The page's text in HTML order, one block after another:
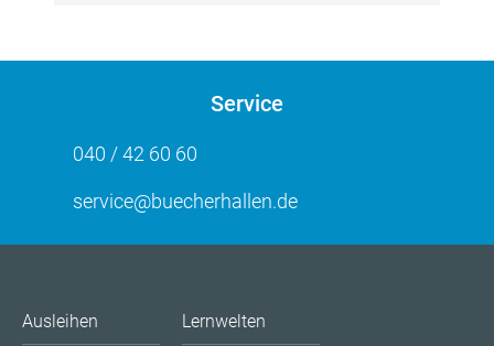
Service
040 / 42 60 60
service@buecherhallen.de
Ausleihen Lernwelten